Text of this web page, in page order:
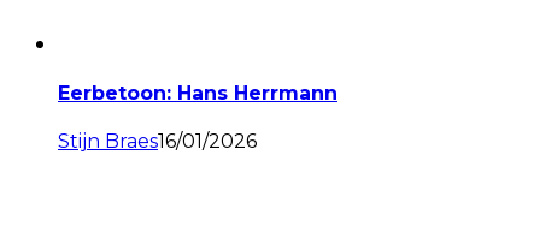
Eerbetoon: Hans Herrmann
Stijn Braes16/01/2026